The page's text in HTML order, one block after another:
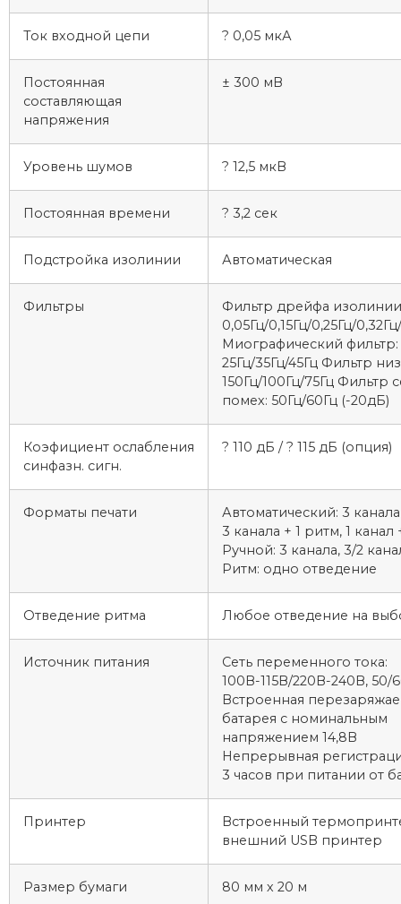
Ток входной цепи ? 0,05 мкА
Постоянная
составляющая
напряжения
± 300 мВ
Уровень шумов ? 12,5 мкВ
Постоянная времени ? 3,2 сек
Подстройка изолинии Автоматическая
Фильтры
Фильтр дрейфа
0,05Гц/0,15Гц/0,25Гц/
Миографический фильтр:
25Гц/35Гц/45Гц Фильтр
150Гц/100Гц/75Гц Фильтр
помех: 50Гц/60Гц (-20дБ)
Коэфициент ослабления
синфазн. сигн.
? 110 дБ / ? 115 дБ (опция)
Форматы печати
Автоматический: 3
3 канала + 1 ритм, 1 канал
Ручной: 3 канала, 3/2
Ритм: одно отведение
Отведение ритма Любое отведение на
Источник питания
Сеть переменного тока:
100В-115В/220В-240В, 50/
Встроенная
батарея с номинальным
напряжением 14,8В
Непрерывная
3 часов при питании от
Принтер
Встроенный
внешний USB принтер
Размер бумаги 80 мм х 20 м